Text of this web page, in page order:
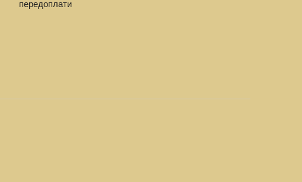
передоплати